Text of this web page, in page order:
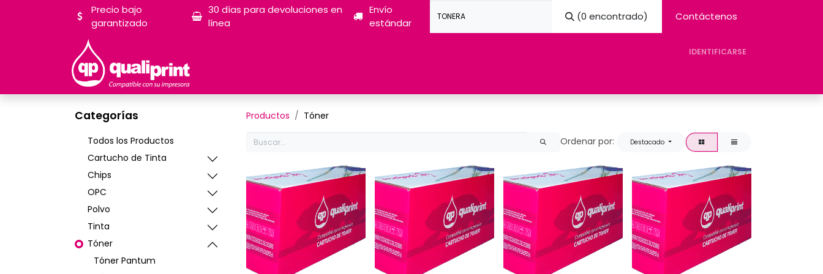
Precio bajo
garantizado
30 días para devoluciones en
línea
Envío
estándar
(0 encontrado) Contáctenos
IDENTIFICARSE
Categorías
Todos los Productos
Cartucho de Tinta
Chips
OPC
Polvo
Tinta
Tóner
Tóner Pantum
Productos Tóner
Ordenar por: Destacado